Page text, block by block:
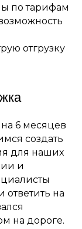
по тарифам
отгрузку
6 месяцев
создать
для наших
и
ответить на
на дороге.